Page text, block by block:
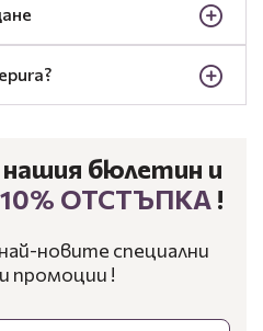
нашия бюлетин и
ОТСТЪПКА !
новите специални
промоции !